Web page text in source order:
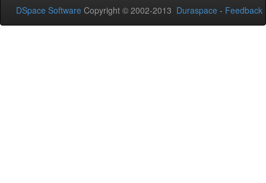
DSpace Software Copyright © 2002-2013 Duraspace - Feedback